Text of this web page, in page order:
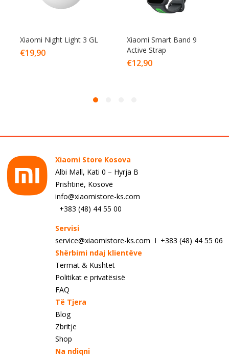
Xiaomi Night Light 3 GL
€19,90
Xiaomi Smart Band 9
Active Strap
€12,90
Xiaomi Store Kosova
Albi Mall, Kati 0 – Hyrja B
Prishtinë, Kosovë
info@xiaomistore-ks.com
+383 (48) 44 55 00
Servisi
service@xiaomistore-ks.com I +383 (48) 44 55 06
Shërbimi ndaj klientëve
Termat & Kushtet
Politikat e privatësisë
FAQ
Të Tjera
Blog
Zbritje
Shop
Na ndiqni